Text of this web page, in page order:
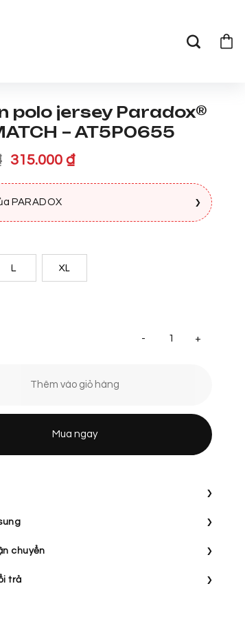
polo jersey Paradox®
– AT5P0655
Giá
320.000 ₫.
315.000 ₫Giá
315.000 ₫.
PARADOX ›
L XL
Thêm vào giỏ hàng
Mua ngay
›
›
chuyển ›
trả ›